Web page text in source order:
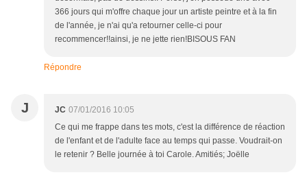
366 jours qui m'offre chaque jour un artiste peintre et à la fin
de l'année, je n'ai qu'a retourner celle-ci pour
recommencer!!ainsi, je ne jette rien!BISOUS FAN
Répondre
J JC 07/01/2016 10:05
Ce qui me frappe dans tes mots, c'est la différence de réaction
de l'enfant et de l'adulte face au temps qui passe. Voudrait-on
le retenir ? Belle journée à toi Carole. Amitiés; Joëlle